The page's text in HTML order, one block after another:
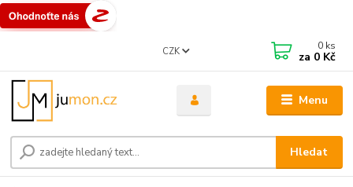
Menu
CZK
Hledat
0 ks
za 0 Kč